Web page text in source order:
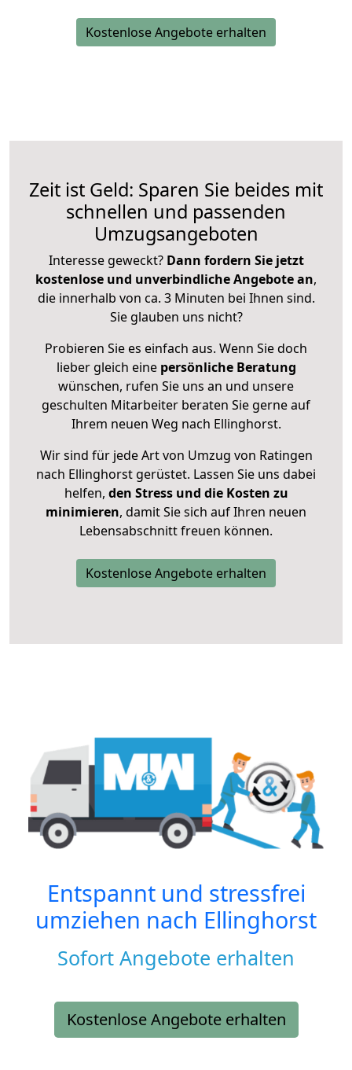
Kostenlose Angebote erhalten
Zeit ist Geld: Sparen Sie beides mit
schnellen und passenden
Umzugsangeboten
Interesse geweckt? Dann fordern Sie jetzt
kostenlose und unverbindliche Angebote an,
die innerhalb von ca. 3 Minuten bei Ihnen sind.
Sie glauben uns nicht?
Probieren Sie es einfach aus. Wenn Sie doch
lieber gleich eine persönliche Beratung
wünschen, rufen Sie uns an und unsere
geschulten Mitarbeiter beraten Sie gerne auf
Ihrem neuen Weg nach Ellinghorst.
Wir sind für jede Art von Umzug von Ratingen
nach Ellinghorst gerüstet. Lassen Sie uns dabei
helfen, den Stress und die Kosten zu
minimieren, damit Sie sich auf Ihren neuen
Lebensabschnitt freuen können.
Kostenlose Angebote erhalten
Entspannt und stressfrei
umziehen nach Ellinghorst
Sofort Angebote erhalten
Kostenlose Angebote erhalten